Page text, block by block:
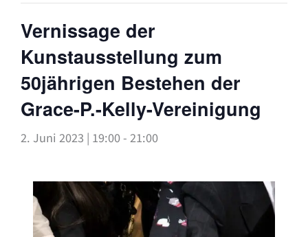
Vernissage der
Kunstausstellung zum
50jährigen Bestehen der
Grace-P.-Kelly-Vereinigung
2. Juni 2023 | 19:00-21:00